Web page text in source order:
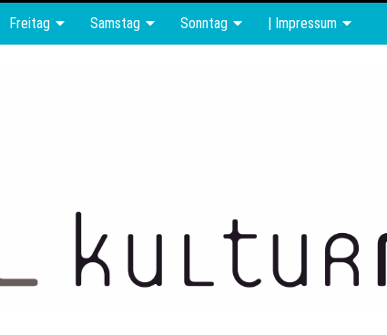
Freitag Samstag Sonntag | Impressum